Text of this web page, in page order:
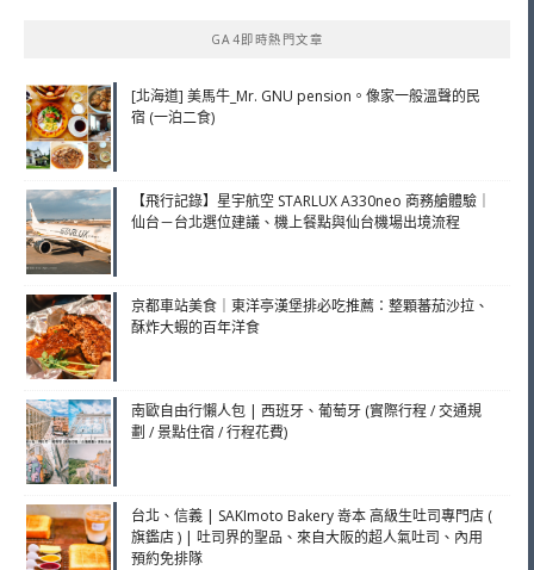
GA4即時熱門文章
[北海道] 美馬牛_Mr. GNU pension。像家一般溫聲的民
宿 (一泊二食)
【飛行記錄】星宇航空 STARLUX A330neo 商務艙體驗｜
仙台－台北選位建議、機上餐點與仙台機場出境流程
京都車站美食｜東洋亭漢堡排必吃推薦：整顆蕃茄沙拉、
酥炸大蝦的百年洋食
南歐自由行懶人包 | 西班牙、葡萄牙 (實際行程 / 交通規
劃 / 景點住宿 / 行程花費)
台北、信義 | SAKImoto Bakery 嵜本 高級生吐司專門店 (
旗鑑店 ) | 吐司界的聖品、來自大阪的超人氣吐司、內用
預約免排隊